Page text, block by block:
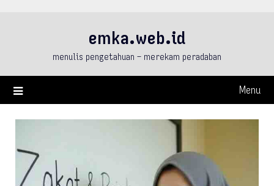
emka.web.id
menulis pengetahuan – merekam peradaban
Menu